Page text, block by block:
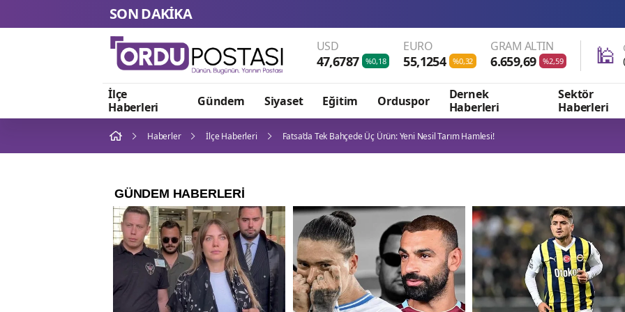
SON DAKİKA İspanya
USD
47,6787 %0,18
EURO
55,1254 %0,32
GRAM ALTIN
6.659,69 %2,59 🕌
İlçe
Haberleri
Gündem Siyaset Eğitim Orduspor
Dernek
Haberleri
Sektör
Haberleri
Haberler İlçe Haberleri Fatsa’da Tek Bahçede Üç Ürün: Yeni Nesil Tarım Hamlesi!